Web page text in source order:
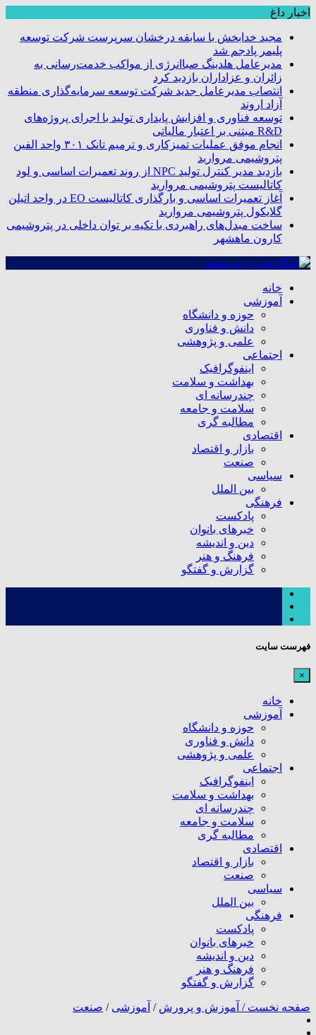
اخبار داغ
مجید خدابخش با سابقه درخشان سرپرست شرکت توسعه
پلیمر پادجم شد
مدیرعامل هلدینگ صباانرژی از مواکب خدمت‌رسانی به
زائران و عزاداران بازدید کرد
انتصاب مدیرعامل جدید شرکت توسعه سرمایه‌گذاری منطقه
آزاد اروند
توسعه فناوری و افزایش پایداری تولید با اجرای پروژه‌های
R&D مبتنی بر اعتبار مالیاتی
انجام موفق عملیات تمیزکاری و ترمیم تانک ۳۰۱ واحد الفین
پتروشیمی مروارید
بازدید مدیر کنترل تولید NPC از روند تعمیرات اساسی و لود
کاتالیست پتروشیمی مروارید
آغاز تعمیرات اساسی و بارگذاری کاتالیست EO در واحد اتیلن
گلایکول پتروشیمی مروارید
ساخت مبدل‌های راهبردی با تکیه بر توان داخلی در پتروشیمی
کارون ماهشهر
خانه
آموزشی
حوزه و دانشگاه
دانش و فناوری
علمی و پژوهشی
اجتماعی
اینفوگرافیک
بهداشت و سلامت
چندرسانه ای
سلامت و جامعه
مطالبه گری
اقتصادی
بازار و اقتصاد
صنعت
سیاسی
بین الملل
فرهنگی
پادکست
خبرهای بانوان
دین و اندیشه
فرهنگ و هنر
گزارش و گفتگو
فهرست سایت
×
خانه
آموزشی
حوزه و دانشگاه
دانش و فناوری
علمی و پژوهشی
اجتماعی
اینفوگرافیک
بهداشت و سلامت
چندرسانه ای
سلامت و جامعه
مطالبه گری
اقتصادی
بازار و اقتصاد
صنعت
سیاسی
بین الملل
فرهنگی
پادکست
خبرهای بانوان
دین و اندیشه
فرهنگ و هنر
گزارش و گفتگو
صفحه نخست / آموزش و پرورش / آموزشی / صنعت